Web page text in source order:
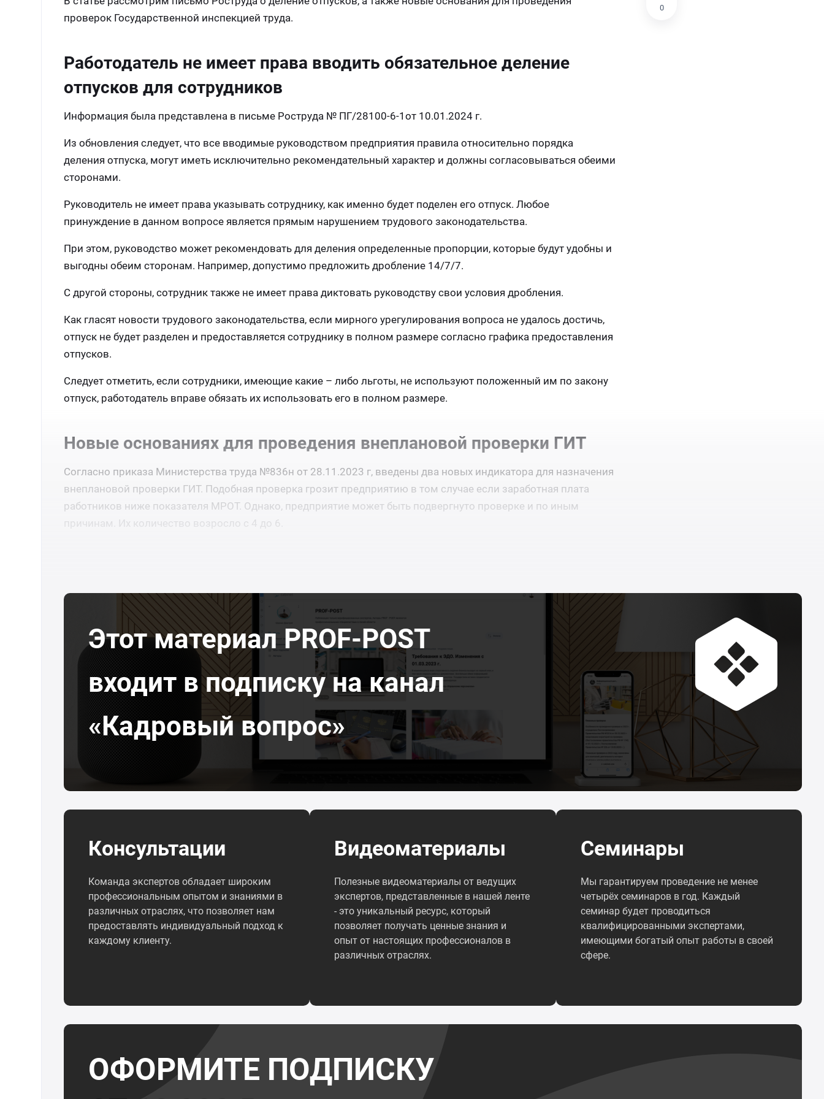
проверок Государственной инспекцией труда.
Работодатель не имеет права вводить обязательное деление
отпусков для сотрудников
Информация была представлена в письме Роструда № ПГ/28100-6-1от 10.01.2024 г.
Из обновления следует, что все вводимые руководством предприятия правила относительно порядка
деления отпуска, могут иметь исключительно рекомендательный характер и должны согласовываться обеими
сторонами.
Руководитель не имеет права указывать сотруднику, как именно будет поделен его отпуск. Любое
принуждение в данном вопросе является прямым нарушением трудового законодательства.
При этом, руководство может рекомендовать для деления определенные пропорции, которые будут удобны и
выгодны обеим сторонам. Например, допустимо предложить дробление 14/7/7.
С другой стороны, сотрудник также не имеет права диктовать руководству свои условия дробления.
Как гласят новости трудового законодательства, если мирного урегулирования вопроса не удалось достичь,
отпуск не будет разделен и предоставляется сотруднику в полном размере согласно графика предоставления
отпусков.
Следует отметить, если сотрудники, имеющие какие – либо льготы, не используют положенный им по закону
отпуск, работодатель вправе обязать их использовать его в полном размере.
Новые основаниях для проведения внеплановой проверки ГИТ
Согласно приказа Министерства труда №836н от 28.11.2023 г, введены два новых индикатора для назначения
внеплановой проверки ГИТ. Подобная проверка грозит предприятию в том случае если заработная плата
работников ниже показателя МРОТ. Однако, предприятие может быть подвергнуто проверке и по иным
причинам. Их количество возросло с 4 до 6.
0
Этот материал PROF-POST
входит в подписку на канал
«Кадровый вопрос»
Консультации
Команда экспертов обладает широким
профессиональным опытом и знаниями в
различных отраслях, что позволяет нам
предоставлять индивидуальный подход к
каждому клиенту.
Видеоматериалы
Полезные видеоматериалы от ведущих
экспертов, представленные в нашей ленте
- это уникальный ресурс, который
позволяет получать ценные знания и
опыт от настоящих профессионалов в
различных отраслях.
Семинары
Мы гарантируем проведение не менее
четырёх семинаров в год. Каждый
семинар будет проводиться
квалифицированными экспертами,
имеющими богатый опыт работы в своей
сфере.
ОФОРМИТЕ ПОДПИСКУ